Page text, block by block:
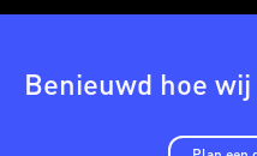
Benieuwd hoe